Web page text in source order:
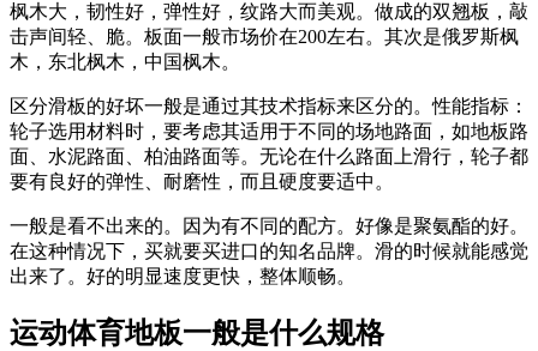
枫木大，韧性好，弹性好，纹路大而美观。做成的双翘板，敲
击声间轻、脆。板面一般市场价在200左右。其次是俄罗斯枫
木，东北枫木，中国枫木。
区分滑板的好坏一般是通过其技术指标来区分的。性能指标：
轮子选用材料时，要考虑其适用于不同的场地路面，如地板路
面、水泥路面、柏油路面等。无论在什么路面上滑行，轮子都
要有良好的弹性、耐磨性，而且硬度要适中。
一般是看不出来的。因为有不同的配方。好像是聚氨酯的好。
在这种情况下，买就要买进口的知名品牌。滑的时候就能感觉
出来了。好的明显速度更快，整体顺畅。
运动体育地板一般是什么规格